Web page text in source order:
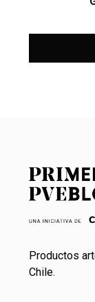
Productos
Chile.